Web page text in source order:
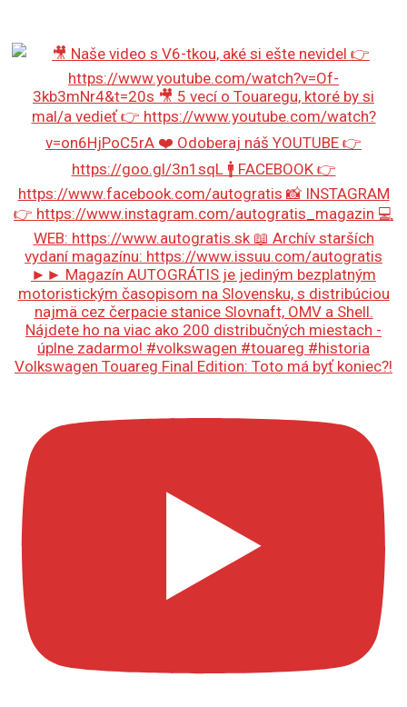
Volkswagen Touareg Final Edition: Toto má byť koniec?!